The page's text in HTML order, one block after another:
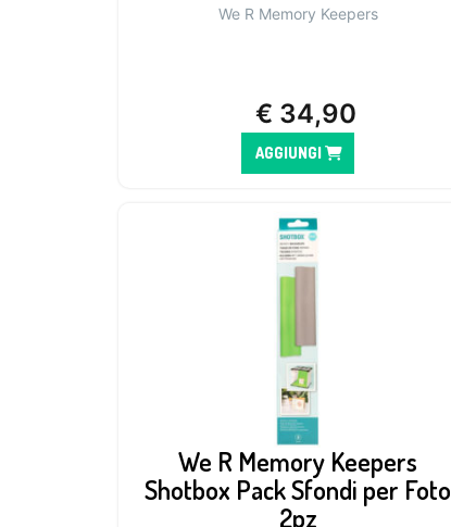
We R Memory Keepers
€ 34,90
AGGIUNGI
We R Memory Keepers
Shotbox Pack Sfondi per Foto
2pz